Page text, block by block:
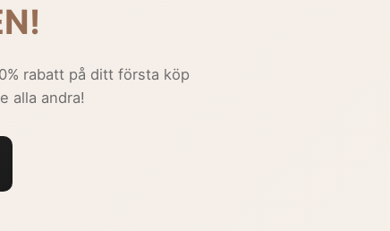
rabatt på ditt första köp
alla andra!